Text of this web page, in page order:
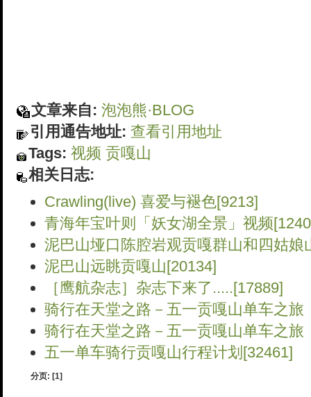
文章来自: 泡泡熊·BLOG
引用通告地址: 查看引用地址
Tags: 视频 贡嘎山
相关日志:
Crawling(live) 喜爱与褪色[9213]
青海年宝叶则「妖女湖全景」视频
泥巴山垭口陈腔岩观贡嘎群山和四姑娘
泥巴山远眺贡嘎山[20134]
［鹰航杂志］杂志下来了.....[17889]
骑行在天堂之路－五一贡嘎山单车之旅
骑行在天堂之路－五一贡嘎山单车之旅
五一单车骑行贡嘎山行程计划[32461]
分页: [1]